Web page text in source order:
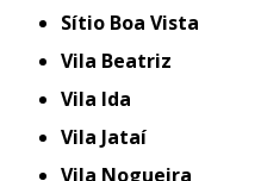
Sítio Boa Vista
Vila Beatriz
Vila Ida
Vila Jataí
Vila Nogueira